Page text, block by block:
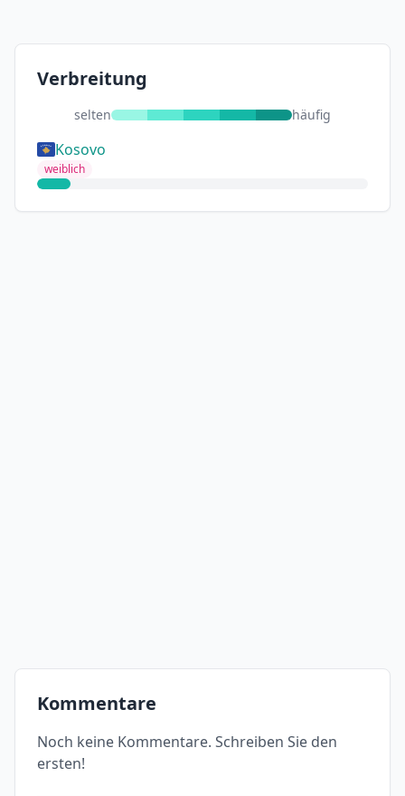
Verbreitung
selten häufig
Kosovo
weiblich
Kommentare
Noch keine Kommentare. Schreiben Sie den
ersten!